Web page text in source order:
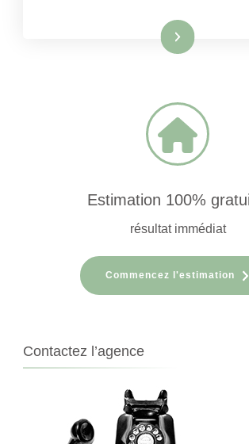
Lire la suite
Estimation 100%
résultat immédiat
Commencez l'estimation
Contactez l’agence